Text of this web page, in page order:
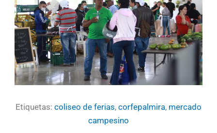
Etiquetas: coliseo de ferias, corfepalmira, mercado
campesino